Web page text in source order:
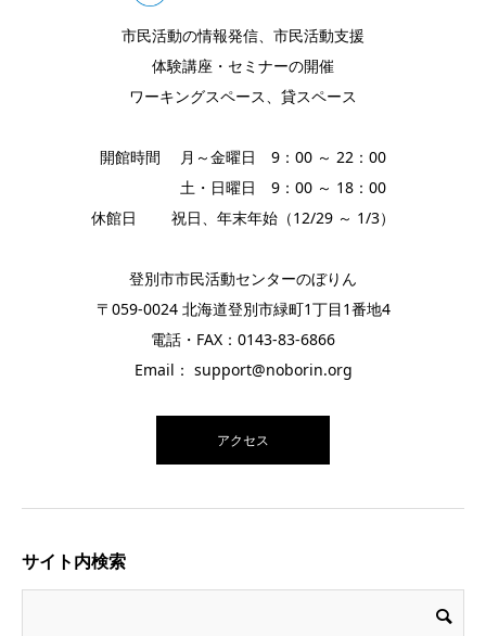
市民活動の情報発信、市民活動支援
体験講座・セミナーの開催
ワーキングスペース、貸スペース
開館時間 月～金曜日 9：00 ～ 22：00
土・日曜日 9：00 ～ 18：00
休館日 祝日、年末年始（12/29 ～ 1/3）
登別市市民活動センターのぼりん
〒059-0024 北海道登別市緑町1丁目1番地4
電話・FAX：0143-83-6866
Email： support@noborin.org
アクセス
サイト内検索